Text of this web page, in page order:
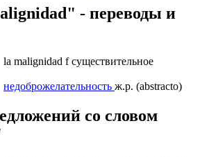
- переводы и
la malignidad f существительное
недоброжелательность ж.р. (abstracto)
со словом